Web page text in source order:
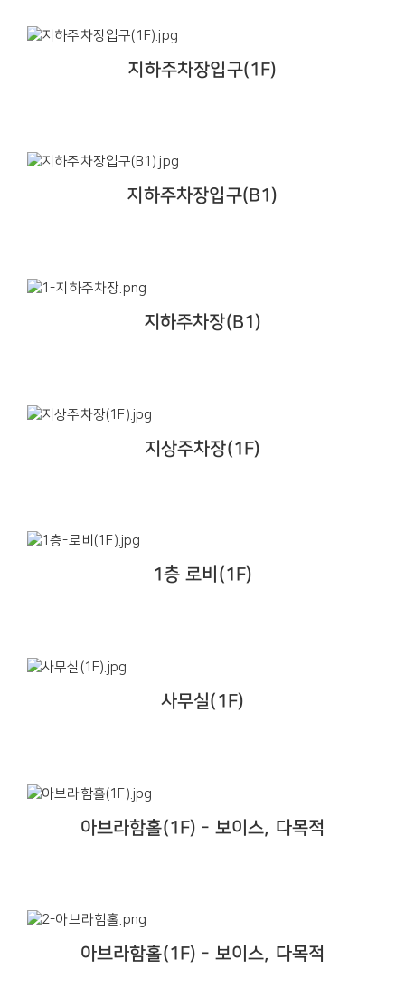
지하주차장입구(1F)
지하주차장입구(B1)
지하주차장(B1)
지상주차장(1F)
1층 로비(1F)
사무실(1F)
아브라함홀(1F) - 보이스, 다목적
아브라함홀(1F) - 보이스, 다목적